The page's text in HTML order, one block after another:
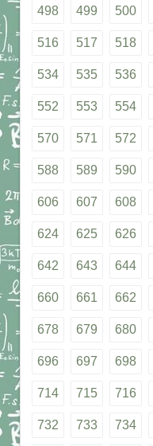
498 499 500
516 517 518
534 535 536
552 553 554
570 571 572
588 589 590
606 607 608
624 625 626
642 643 644
660 661 662
678 679 680
696 697 698
714 715 716
732 733 734